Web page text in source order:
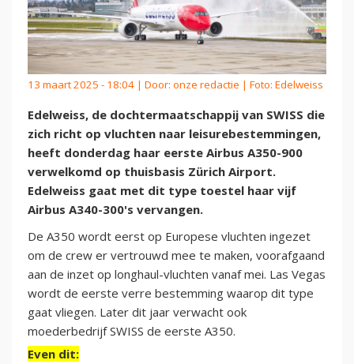
13 maart 2025 - 18:04 | Door: onze redactie | Foto: Edelweiss
Edelweiss, de dochtermaatschappij van SWISS die
zich richt op vluchten naar leisurebestemmingen,
heeft donderdag haar eerste Airbus A350-900
verwelkomd op thuisbasis Zürich Airport.
Edelweiss gaat met dit type toestel haar vijf
Airbus A340-300's vervangen.
De A350 wordt eerst op Europese vluchten ingezet
om de crew er vertrouwd mee te maken, voorafgaand
aan de inzet op longhaul-vluchten vanaf mei. Las Vegas
wordt de eerste verre bestemming waarop dit type
gaat vliegen. Later dit jaar verwacht ook
moederbedrijf SWISS de eerste A350.
Even dit: